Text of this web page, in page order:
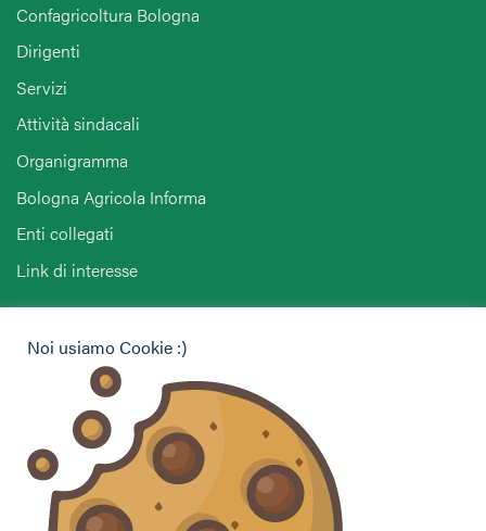
Confagricoltura Bologna
Dirigenti
Servizi
Attività sindacali
Organigramma
Bologna Agricola Informa
Enti collegati
Link di interesse
Vuoi contattarci per ricevere assistenza, lasciare un
commento o chiedere informazioni?
CONTATTACI
Noi usiamo Cookie :)